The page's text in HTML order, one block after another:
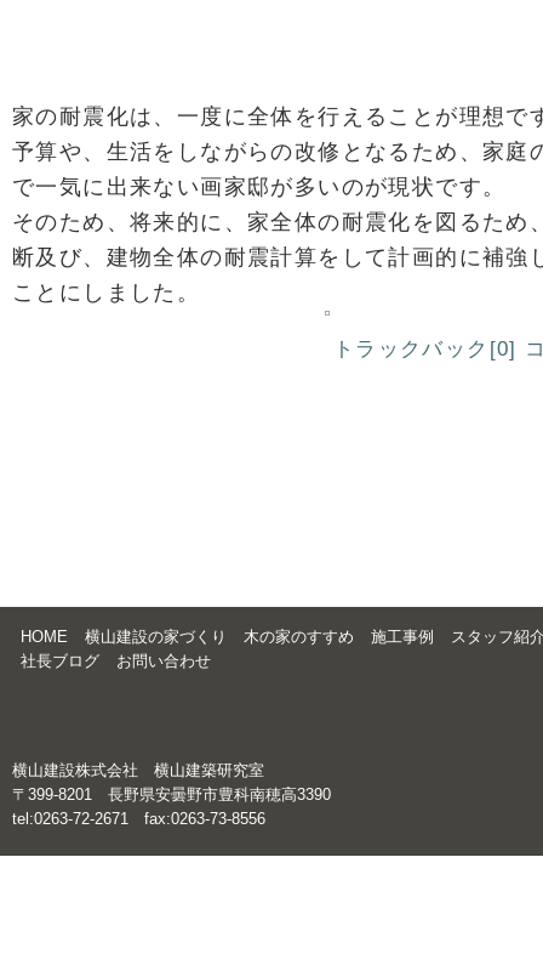
家の耐震化は、一度に全体を行えることが理想で
予算や、生活をしながらの改修となるため、家庭
で一気に出来ない画家邸が多いのが現状です。
そのため、将来的に、家全体の耐震化を図るため
断及び、建物全体の耐震計算をして計画的に補強
ことにしました。
トラックバック[0]
HOME 横山建設の家づくり 木の家のすすめ 施工事例
スタッフ紹
社長ブログ
お問い合わせ
横山建設株式会社 横山建築研究室
〒399-8201 長野県安曇野市豊科南穂高3390
tel:0263-72-2671 fax:0263-73-8556